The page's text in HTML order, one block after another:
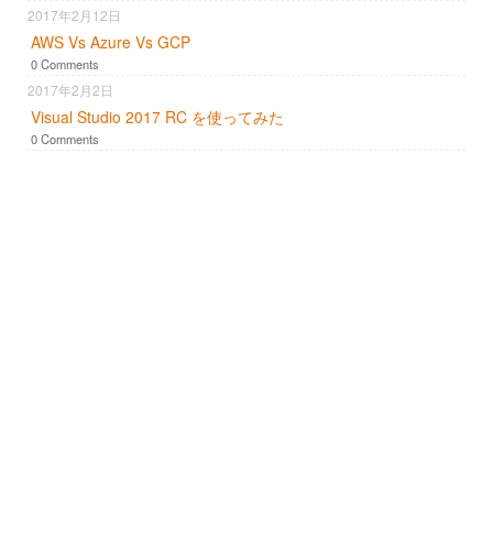
2017年2月12日
AWS Vs Azure Vs GCP
0 Comments
2017年2月2日
Visual Studio 2017 RC を使ってみた
0 Comments